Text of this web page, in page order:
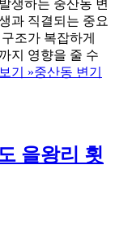
생하는 중산동 변
과 직결되는 중요
조가 복잡하게
지 영향을 줄 수
기 »중산동 변기
을왕리 횟